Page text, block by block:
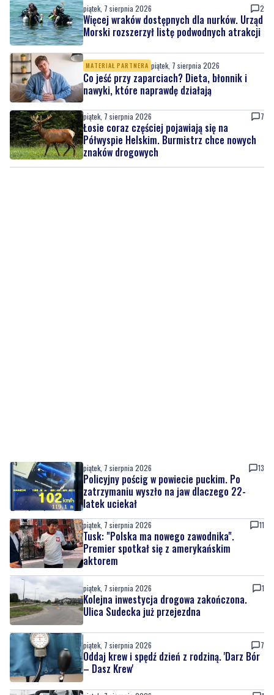
MATERIAŁ PARTNERA piątek, 7 sierpnia 2026
Co jeść przy zaparciach? Dieta, błonnik i
piątek, 7 sierpnia 2026
Łosie coraz częściej pojawiają się na
Półwyspie Helskim. Burmistrz chce nowych
znaków drogowych
piątek, 7 sierpnia 2026
Tusk: "Polska ma nowego zawodnika".
Premier spotkał się z amerykańskim
aktorem
piątek, 7 sierpnia 2026
Kolejna inwestycja drogowa zakończona.
Ulica Sudecka już przejezdna
piątek, 7 sierpnia 2026
Oddaj krew i spędź dzień z rodziną. 'Darz Bór
piątek, 7 sierpnia 2026 1
Dziewięć nowych trolejbusów wyjechało na
ulice miasta. To inwestycja za ponad 28 mln
zł